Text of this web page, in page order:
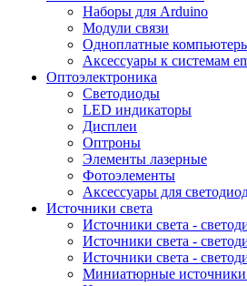
Наборы для Arduino
Модули связи
Одноплатные
Аксессуары к системам
Oптоэлектроника
Светодиоды
LED индикаторы
Дисплеи
Оптроны
Элементы лазерные
Фотоэлементы
Аксессуары для
Источники света
Источники света -
Источники света -
Источники света -
Миниатюрные источники